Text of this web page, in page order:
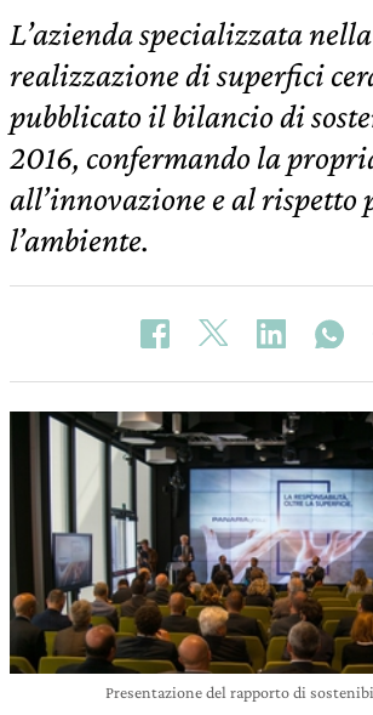
L’azienda specializzata nella
realizzazione di superfici
pubblicato il bilancio di
2016, confermando la
all’innovazione e al rispetto
l’ambiente.
Presentazione del rapporto di